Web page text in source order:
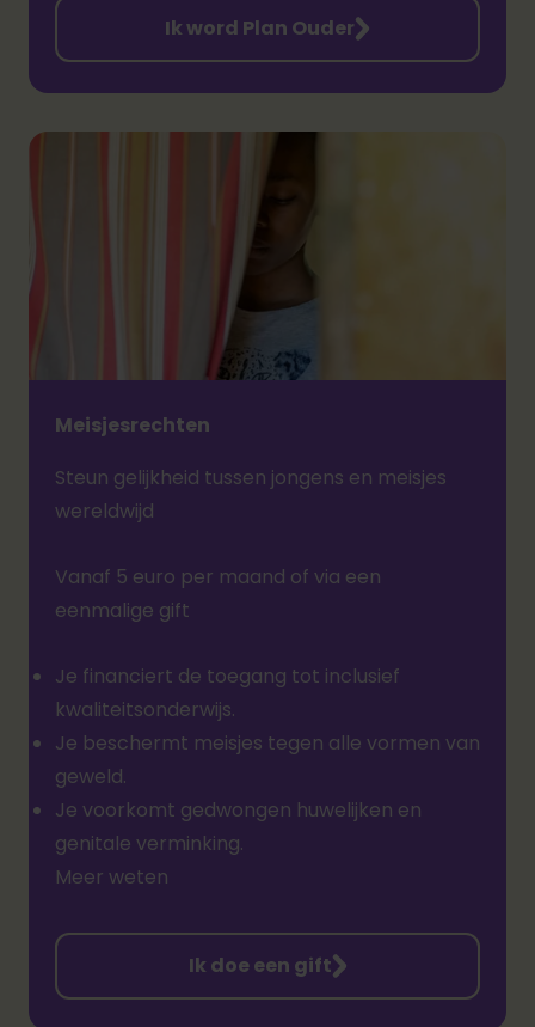
Ik word Plan Ouder
Meisjesrechten
Steun gelijkheid tussen jongens en meisjes
wereldwijd
Vanaf 5 euro per maand of via een
eenmalige gift
Je financiert de toegang tot inclusief
kwaliteitsonderwijs.
Je beschermt meisjes tegen alle vormen van
geweld.
Je voorkomt gedwongen huwelijken en
genitale verminking.
Meer weten
Ik doe een gift